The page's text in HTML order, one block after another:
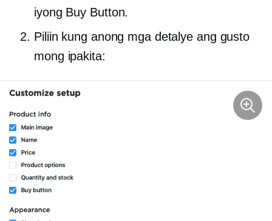
iyong Buy Button.
Piliin kung anong mga detalye ang gusto
mong ipakita: